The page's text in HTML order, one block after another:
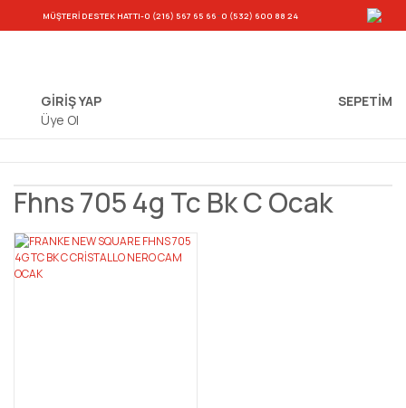
MÜŞTERİ DESTEK HATTI-0 (216) 567 65 66-0 (532) 600 88 24
GİRİŞ YAP
Üye Ol
SEPETIM
Fhns 705 4g Tc Bk C Ocak